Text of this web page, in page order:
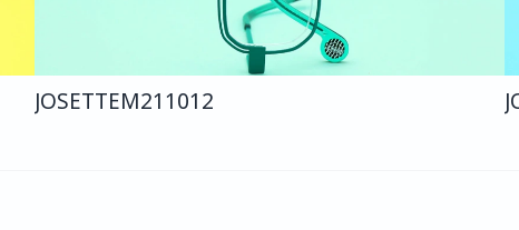
JOSETTEM211012